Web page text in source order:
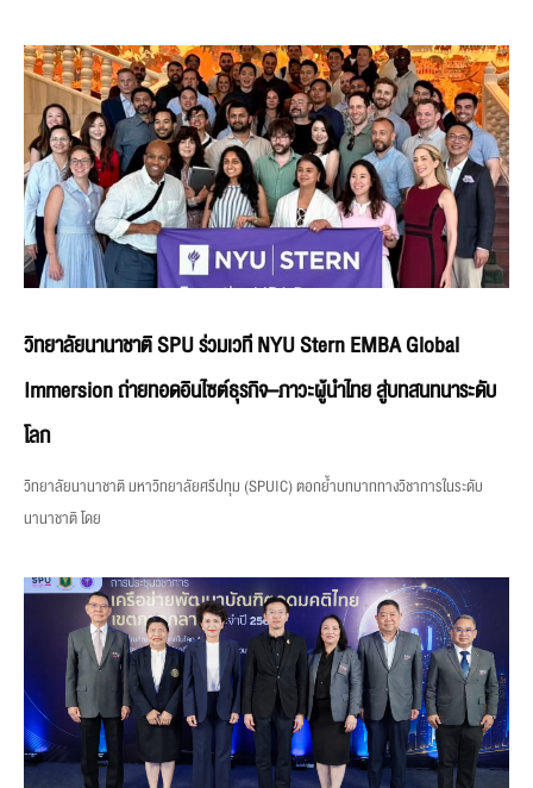
วิทยาลัยนานาชาติ SPU ร่วมเวที NYU Stern EMBA Global
Immersion ถ่ายทอดอินไซต์ธุรกิจ–ภาวะผู้นำไทย สู่บทสนทนาระดับ
โลก
วิทยาลัยนานาชาติ มหาวิทยาลัยศรีปทุม (SPUIC) ตอกย้ำบทบาททางวิชาการในระดับ
นานาชาติ โดย